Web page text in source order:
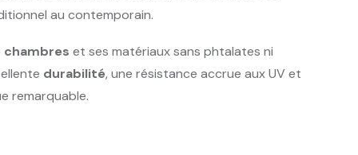
au contemporain.
chambres et ses matériaux sans phtalates ni
durabilité, une résistance accrue aux UV et
remarquable.